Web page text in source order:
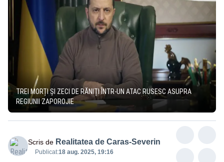
TREI MORȚI ȘI ZECI DE RĂNIȚI ÎNTR-UN ATAC RUSESC ASUPRA
REGIUNII ZAPOROJIE
Scris de Realitatea de Caras-Severin
Publicat:18 aug. 2025, 19:16